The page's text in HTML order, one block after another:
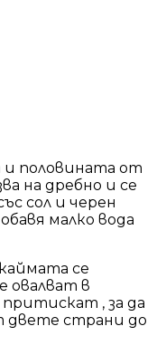
и половината от
на дребно и се
сол и черен
малко вода
се
овалват в
, за да
двете страни до